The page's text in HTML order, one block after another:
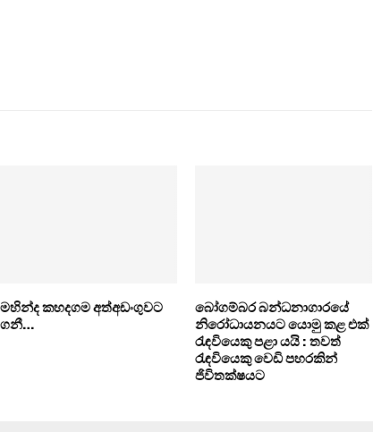
මහින්ද කහදගම අත්අඩංගුවට
ගනී…
බෝගම්බර බන්ධනාගාරයේ
නිරෝධායනයට යොමු කළ එක්
රැඳවියෙකු පළා යයි : තවත්
රැඳවියෙකු වෙඩි පහරකින්
ජිවිතක්ෂයට